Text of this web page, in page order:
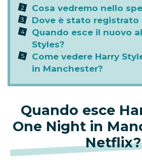
Cosa vedremo nello
Dove è stato registrato
Quando esce il nuovo
Styles?
Come vedere Harry
in Manchester?
Quando esce
One Night in
Netflix?